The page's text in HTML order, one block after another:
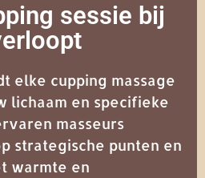
sessie bij
elke cupping massage
lichaam en specifieke
masseurs
strategische punten en
warmte en